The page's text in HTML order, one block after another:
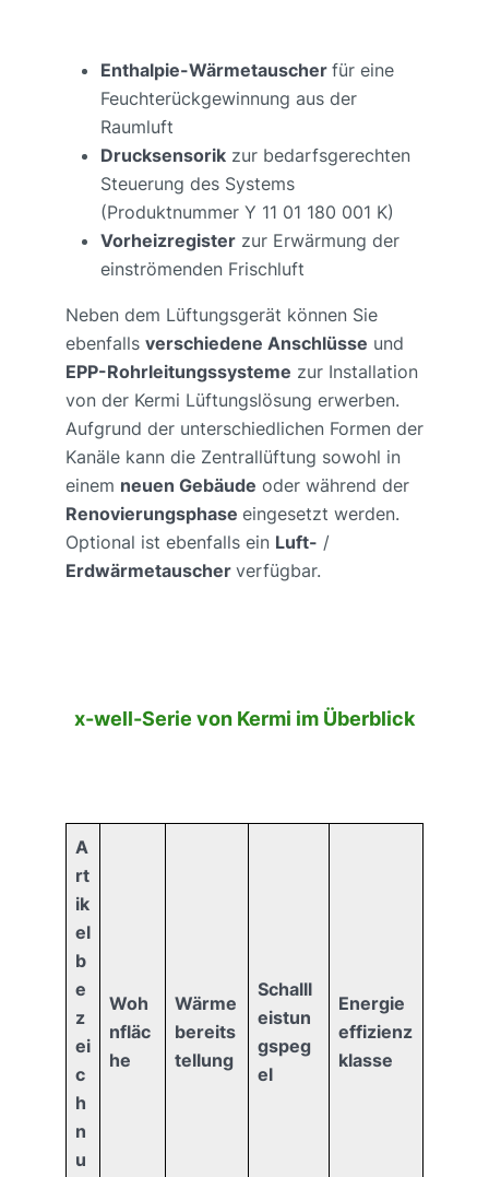
Enthalpie-Wärmetauscher für eine
Feuchterückgewinnung aus der
Raumluft
Drucksensorik zur bedarfsgerechten
Steuerung des Systems
(Produktnummer Y 11 01 180 001 K)
Vorheizregister zur Erwärmung der
einströmenden Frischluft
Neben dem Lüftungsgerät können Sie
ebenfalls verschiedene Anschlüsse und
EPP-Rohrleitungssysteme zur Installation
von der Kermi Lüftungslösung erwerben.
Aufgrund der unterschiedlichen Formen der
Kanäle kann die Zentrallüftung sowohl in
einem neuen Gebäude oder während der
Renovierungsphase eingesetzt werden.
Optional ist ebenfalls ein Luft- /
Erdwärmetauscher verfügbar.
x-well-Serie von Kermi im Überblick
A
rt
ik
el
b
e
z
ei
c
h
n
u
Woh
nfläc
he
Wärme
bereits
tellung
Schalll
eistun
gspeg
el
Energie
effizienz
klasse